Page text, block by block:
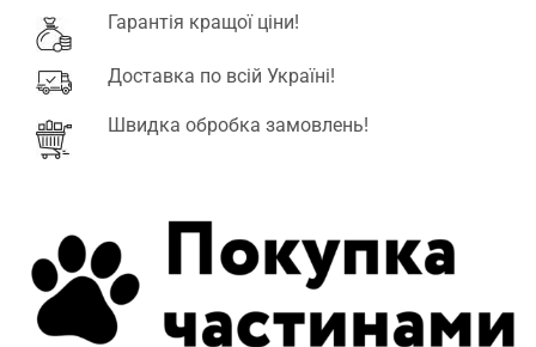
Гарантія кращої ціни!
Доставка по всій Україні!
Швидка обробка замовлень!